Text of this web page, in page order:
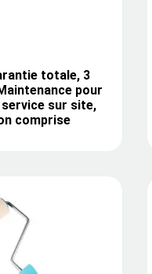
totale, 3
pour
service sur site,
comprise